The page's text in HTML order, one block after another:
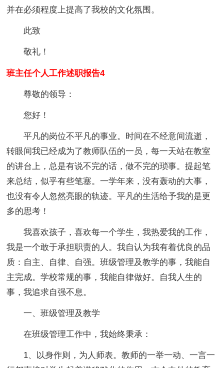
并在必须程度上提高了我校的文化氛围。
此致
敬礼！
班主任个人工作述职报告4
尊敬的领导：
您好！
平凡的岗位不平凡的事业。时间在不经意间流逝，
转眼间我已经成为了教师队伍的一员，每一天站在教室
的讲台上，总是有说不完的话，做不完的琐事。提起笔
来总结，似乎有些笔塞。一学年来，没有轰动的大事，
也没有令人忽然亮眼的轨迹。平凡的生活给予我的是更
多的思考！
我喜欢孩子，喜欢每一个学生，我热爱我的工作，
我是一个敢于承担职责的人。我自认为我有着优良的品
质：自主、自律、自强。班级管理及教学的事，我能自
主完成。学校常规的事，我能自律做好。自我人生的
事，我追求自强不息。
一、班级管理及教学
在班级管理工作中，我始终秉承：
1、以身作则，为人师表。教师的一举一动、一言一